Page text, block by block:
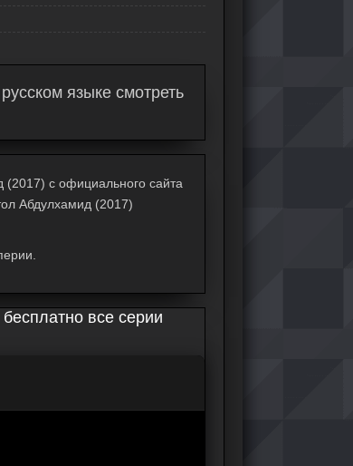
языке смотреть
(2017) с официального сайта
Абдулхамид (2017)
все серии